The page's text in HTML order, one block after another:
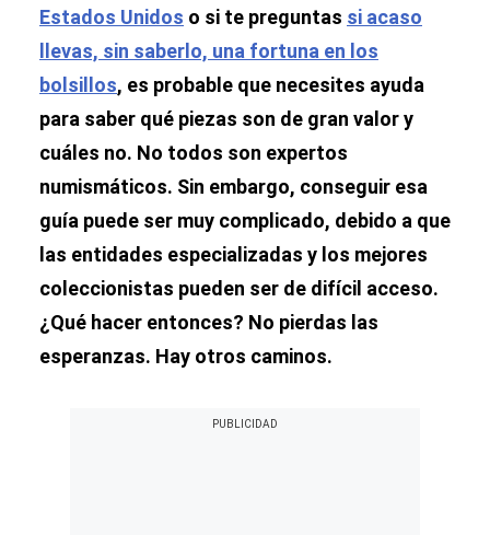
Estados Unidos o si te preguntas si acaso
llevas, sin saberlo, una fortuna en los
bolsillos, es probable que necesites ayuda
para saber qué piezas son de gran valor y
cuáles no. No todos son expertos
numismáticos. Sin embargo, conseguir esa
guía puede ser muy complicado, debido a que
las entidades especializadas y los mejores
coleccionistas pueden ser de difícil acceso.
¿Qué hacer entonces? No pierdas las
esperanzas. Hay otros caminos.